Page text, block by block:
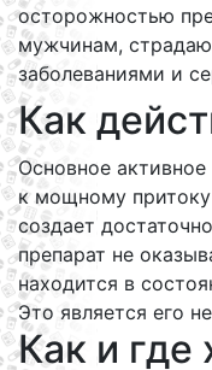
осторожностью
мужчинам,
заболеваниями и
Как
Основное
к мощному
создает
препарат не
находится в
Это является его
Как и где